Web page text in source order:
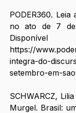
PODER360.
no ato de 7 de
https://
integra-do-
setembro-em-
SCHWARCZ,
Murgel. Brasil: